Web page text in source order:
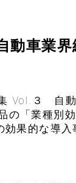
動車業
Vol.３ 自
の「業種別
効果的な導